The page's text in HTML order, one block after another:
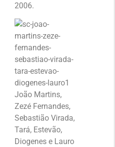
2006.
João Martins,
Zezé Fernandes,
Sebastião Virada,
Tará, Estevão,
Diogenes e Lauro